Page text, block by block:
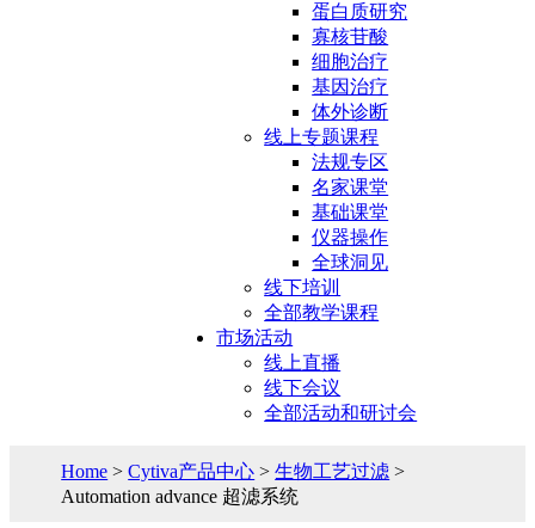
蛋白质研究
寡核苷酸
细胞治疗
基因治疗
体外诊断
线上专题课程
法规专区
名家课堂
基础课堂
仪器操作
全球洞见
线下培训
全部教学课程
市场活动
线上直播
线下会议
全部活动和研讨会
Home >Cytiva产品中心 >生物工艺过滤 >
Automation advance 超滤系统